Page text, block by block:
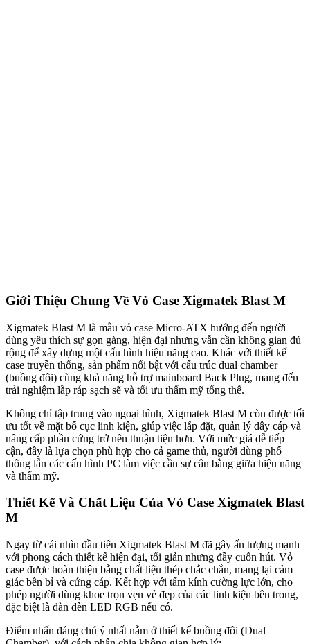
Giới Thiệu Chung Về Vỏ Case Xigmatek Blast M
Xigmatek Blast M là mẫu vỏ case Micro-ATX hướng đến người
dùng yêu thích sự gọn gàng, hiện đại nhưng vẫn cần không gian đủ
rộng để xây dựng một cấu hình hiệu năng cao. Khác với thiết kế
case truyền thống, sản phẩm nổi bật với cấu trúc dual chamber
(buồng đôi) cùng khả năng hỗ trợ mainboard Back Plug, mang đến
trải nghiệm lắp ráp sạch sẽ và tối ưu thẩm mỹ tổng thể.
Không chỉ tập trung vào ngoại hình, Xigmatek Blast M còn được tối
ưu tốt về mặt bố cục linh kiện, giúp việc lắp đặt, quản lý dây cáp và
nâng cấp phần cứng trở nên thuận tiện hơn. Với mức giá dễ tiếp
cận, đây là lựa chọn phù hợp cho cả game thủ, người dùng phổ
thông lẫn các cấu hình PC làm việc cần sự cân bằng giữa hiệu năng
và thẩm mỹ.
Thiết Kế Và Chất Liệu Của Vỏ Case Xigmatek Blast
M
Ngay từ cái nhìn đầu tiên Xigmatek Blast M đã gây ấn tượng mạnh
với phong cách thiết kế hiện đại, tối giản nhưng đầy cuốn hút. Vỏ
case được hoàn thiện bằng chất liệu thép chắc chắn, mang lại cảm
giác bền bỉ và cứng cáp. Kết hợp với tấm kính cường lực lớn, cho
phép người dùng khoe trọn vẹn vẻ đẹp của các linh kiện bên trong,
đặc biệt là dàn đèn LED RGB nếu có.
Điểm nhấn đáng chú ý nhất nằm ở thiết kế buồng đôi (Dual